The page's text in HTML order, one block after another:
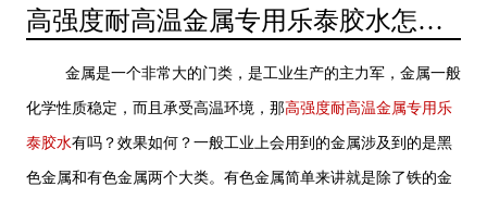
高强度耐高温金属专用乐泰胶水怎么
金属是一个非常大的门类，是工业生产的主力军，金属一般
化学性质稳定，而且承受高温环境，那高强度耐高温金属专用乐
泰胶水有吗？效果如何？一般工业上会用到的金属涉及到的是黑
色金属和有色金属两个大类。有色金属简单来讲就是除了铁的金